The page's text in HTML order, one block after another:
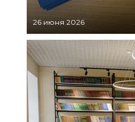
26 июня 2026